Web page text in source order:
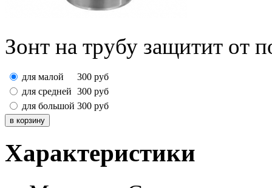
Зонт на трубу защитит от
для малой 300 руб
для средней 300 руб
для большой 300 руб
Характеристики